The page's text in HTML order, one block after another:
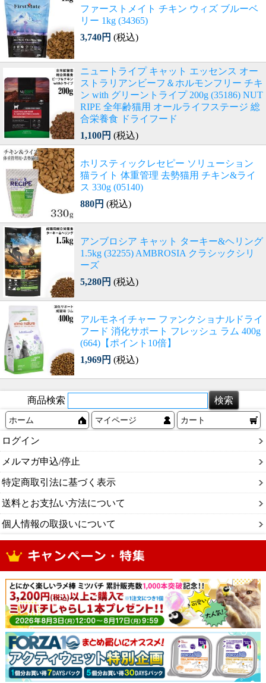
ファーストメイト チキン ウィズ ブルーベ
リー 1kg (34365)
3,740円 (税込)
ニュートライプ キャット エッセンス オー
ストラリアンビーフ＆ホルモンフリー チキ
ン with グリーントライプ 200g (35186) NUT
RIPE 全年齢猫用 オールライフステージ 総
合栄養食 ドライフード
1,100円 (税込)
ホリスティックレセピー ソリューション
猫ライト 体重管理 去勢猫用 チキン&ライ
ス 330g (05140)
880円 (税込)
アンブロシア キャット ターキー&ヘリング
1.5kg (32255) AMBROSIA クラシックシリ
ーズ
5,280円 (税込)
アルモネイチャー ファンクショナルドライ
フード 消化サポート フレッシュ ラム 400g
(664)【ポイント10倍】
1,969円 (税込)
商品検索
ホーム マイページ カート
ログイン
メルマガ申込/停止
特定商取引法に基づく表示
送料とお支払い方法について
個人情報の取扱いについて